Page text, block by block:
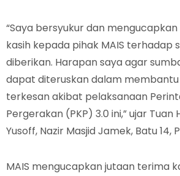
“Saya bersyukur dan
kasih kepada pihak MAIS terhadap
diberikan. Harapan saya agar
dapat diteruskan dalam
terkesan akibat pelaksanaan
Pergerakan (PKP) 3.0 ini,” ujar Tuan
Yusoff, Nazir Masjid Jamek, Batu 14,
MAIS mengucapkan jutaan terima